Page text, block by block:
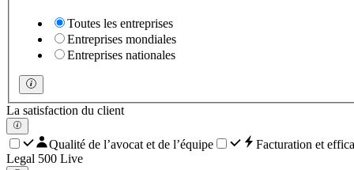
Toutes les entreprises
Entreprises mondiales
Entreprises nationales
La satisfaction du client
Qualité de l’avocat et de l’équipe
Facturation et
Legal 500 Live